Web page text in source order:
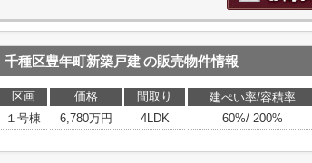
千種区豊年町新築戸建の販売物件情報
区画 価格 間取り 建ぺい率/容積率
１号棟
6,780万円 4LDK 60%/ 200%